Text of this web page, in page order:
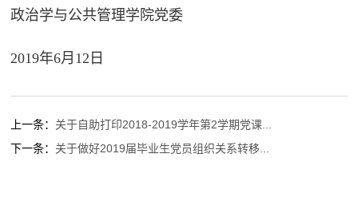
政治学与公共管理学院党委
2019年6月12日
上一条： 关于自助打印2018-2019学年第2学期党课...
下一条： 关于做好2019届毕业生党员组织关系转移...